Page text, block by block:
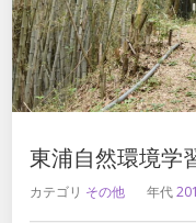
東浦自然環境学
カテゴリ その他 年代